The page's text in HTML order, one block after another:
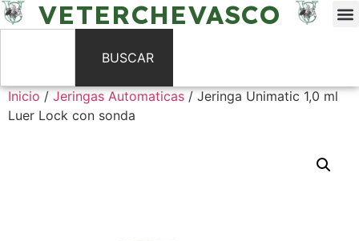
VETERCHEVASCO
BUSCAR
Inicio/Jeringas Automaticas/ Jeringa Unimatic 1,0 ml
Luer Lock con sonda